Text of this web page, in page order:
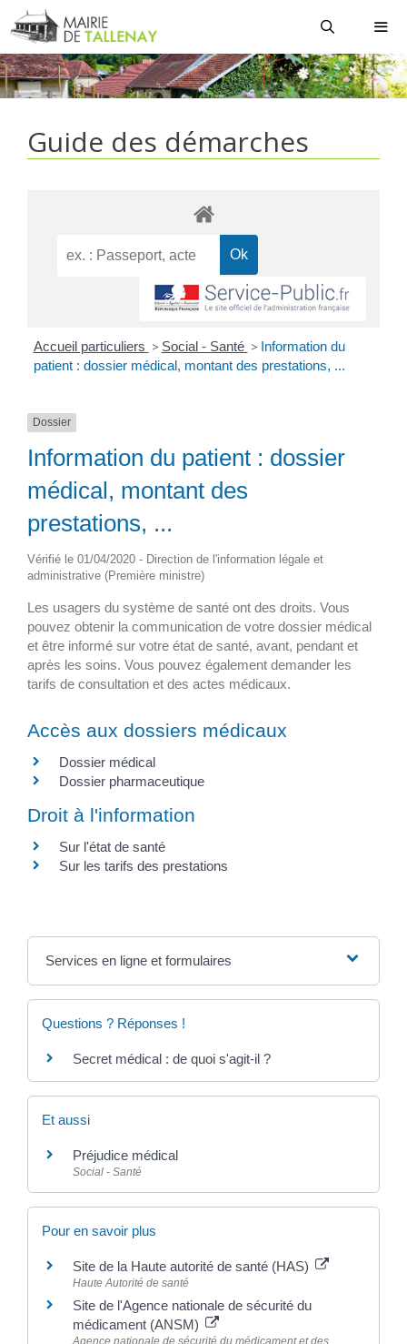
Aller
au
contenu
Guide des démarches
Accueil particuliers > Social - Santé > Information du
patient : dossier médical, montant des prestations, ...
Dossier
Information du patient : dossier
médical, montant des
prestations, ...
Vérifié le 01/04/2020 - Direction de l'information légale et
administrative (Première ministre)
Les usagers du système de santé ont des droits. Vous
pouvez obtenir la communication de votre dossier médical
et être informé sur votre état de santé, avant, pendant et
après les soins. Vous pouvez également demander les
tarifs de consultation et des actes médicaux.
Accès aux dossiers médicaux
Dossier médical
Dossier pharmaceutique
Droit à l'information
Sur l'état de santé
Sur les tarifs des prestations
Services en ligne et formulaires
Questions ? Réponses !
Secret médical : de quoi s'agit-il ?
Et aussi
Préjudice médical
Social - Santé
Pour en savoir plus
Site de la Haute autorité de santé (HAS)
Haute Autorité de santé
Site de l'Agence nationale de sécurité du
médicament (ANSM)